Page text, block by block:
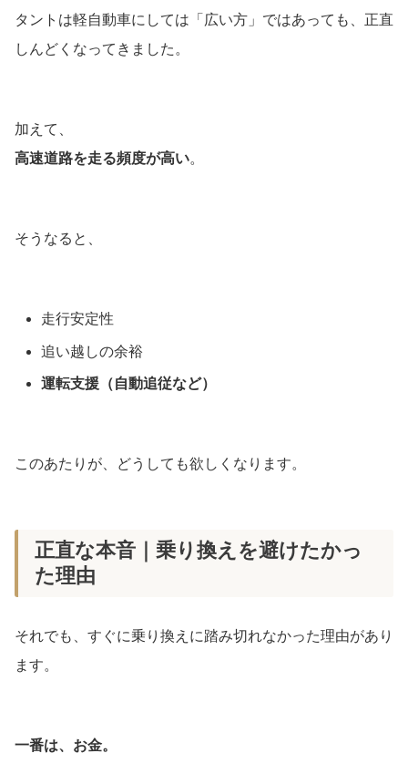
タントは軽自動車にしては「広い方」ではあっても、正直
しんどくなってきました。
加えて、
高速道路を走る頻度が高い。
そうなると、
走行安定性
追い越しの余裕
運転支援（自動追従など）
このあたりが、どうしても欲しくなります。
正直な本音｜乗り換えを避けたかっ
た理由
それでも、すぐに乗り換えに踏み切れなかった理由があり
ます。
一番は、お金。